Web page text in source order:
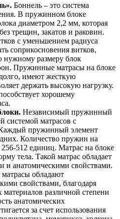
Боннель – это система
В пружинном блоке
диаметром 2,2 мм, которая
трещин, закатов и раковин.
с уменьшением радиуса
соприкосновения витков,
нужному размеру блок
Пружинные матрасы на блоке
имеют жесткую
держать высокую нагрузку.
хорошему
Независимый пружинный
системой матрасов с
пружинный элемент
Количество пружин на
256-512 единиц. Матрас на блоке
тела. Такой матрас обладает
и анатомическими свойствами.
обладают
свойствами, благодаря
различной степени
анатомических
за счет использования